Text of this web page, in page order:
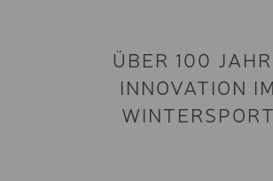
Gutscheine
Skifahren
Snowboarden
Skitour & Freeriden
BIKE-
ÜBER 100
INNOVATION IM
WINTERSPORT